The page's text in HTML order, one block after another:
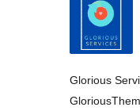
Glorious